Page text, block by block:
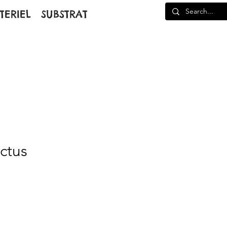
SUBSTRAT